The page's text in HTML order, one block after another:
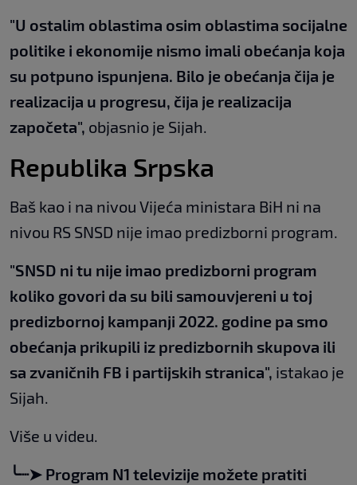
"U ostalim oblastima osim oblastima socijalne
politike i ekonomije nismo imali obećanja koja
su potpuno ispunjena. Bilo je obećanja čija je
realizacija u progresu, čija je realizacija
započeta", objasnio je Sijah.
Republika Srpska
Baš kao i na nivou Vijeća ministara BiH ni na
nivou RS SNSD nije imao predizborni program.
"SNSD ni tu nije imao predizborni program
koliko govori da su bili samouvjereni u toj
predizbornoj kampanji 2022. godine pa smo
obećanja prikupili iz predizbornih skupova ili
sa zvaničnih FB i partijskih stranica", istakao je
Sijah.
Više u videu.
╰┈➤ Program N1 televizije možete pratiti